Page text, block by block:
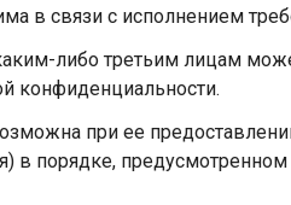
в связи с исполнением
либо третьим лицам
конфиденциальности.
при ее
в порядке,